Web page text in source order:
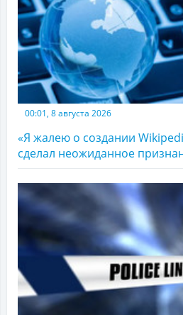
00:01, 8 августа 2026
«Я жалею о создании
сделал неожиданное